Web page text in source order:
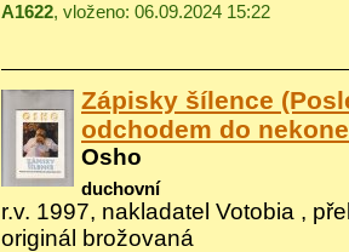
A1622, vloženo: 06.09.2024 15:22
Zápisky šílence
odchodem do
Osho
duchovní
r.v. 1997, nakladatel Votobia ,
originál brožovaná